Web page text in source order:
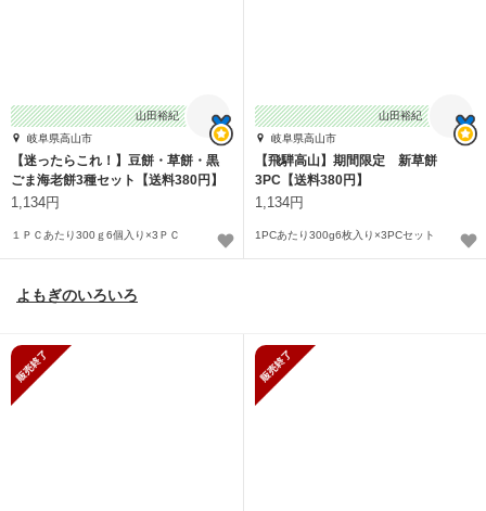
山田裕紀
岐阜県高山市
【迷ったらこれ！】豆餅・草餅・黒
ごま海老餅3種セット【送料380円】
1,134円
１ＰＣあたり300ｇ6個入り×3ＰＣ
山田裕紀
岐阜県高山市
【飛騨高山】期間限定 新草餅
3PC【送料380円】
1,134円
1PCあたり300g6枚入り×3PCセット
よもぎのいろいろ